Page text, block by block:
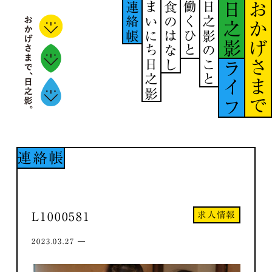
おかげさまで
日之影
ライフ
日之影のこと
働くひと
食のはなし
まいにち日之影
連絡帳
連絡帳
求人情報
L1000581
2023.03.27 ―